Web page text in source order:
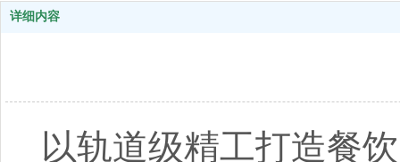
详细内容
以轨道级精工打造餐